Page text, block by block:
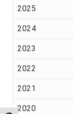
2025
2024
2023
2022
2021
2020